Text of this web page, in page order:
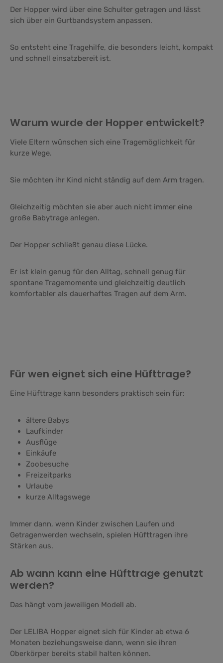
Der Hopper wird über eine Schulter getragen und lässt
sich über ein Gurtbandsystem anpassen.
So entsteht eine Tragehilfe, die besonders leicht, kompakt
und schnell einsatzbereit ist.
Warum wurde der Hopper entwickelt?
Viele Eltern wünschen sich eine Tragemöglichkeit für
kurze Wege.
Sie möchten ihr Kind nicht ständig auf dem Arm tragen.
Gleichzeitig möchten sie aber auch nicht immer eine
große Babytrage anlegen.
Der Hopper schließt genau diese Lücke.
Er ist klein genug für den Alltag, schnell genug für
spontane Tragemomente und gleichzeitig deutlich
komfortabler als dauerhaftes Tragen auf dem Arm.
Für wen eignet sich eine Hüfttrage?
Eine Hüfttrage kann besonders praktisch sein für:
ältere Babys
Laufkinder
Ausflüge
Einkäufe
Zoobesuche
Freizeitparks
Urlaube
kurze Alltagswege
Immer dann, wenn Kinder zwischen Laufen und
Getragenwerden wechseln, spielen Hüfttragen ihre
Stärken aus.
Ab wann kann eine Hüfttrage genutzt
werden?
Das hängt vom jeweiligen Modell ab.
Der LELIBA Hopper eignet sich für Kinder ab etwa 6
Monaten beziehungsweise dann, wenn sie ihren
Oberkörper bereits stabil halten können.